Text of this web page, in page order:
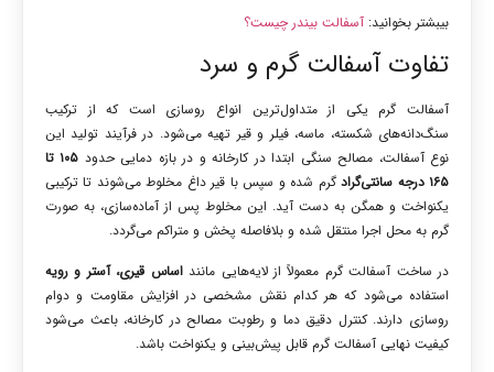
بیبشتر بخوانید: آسفالت بیندر چیست؟
تفاوت آسفالت گرم و سرد
آسفالت گرم یکی از متداول‌ترین انواع روسازی است که از ترکیب
سنگ‌دانه‌های شکسته، ماسه، فیلر و قیر تهیه می‌شود. در فرآیند تولید این
نوع آسفالت، مصالح سنگی ابتدا در کارخانه و در بازه دمایی حدود
۱۰۵ تا
۱۶۵ درجه سانتی‌گراد
گرم شده و سپس با قیر داغ مخلوط می‌شوند تا ترکیبی
یکنواخت و همگن به دست آید. این مخلوط پس از آماده‌سازی، به صورت
گرم به محل اجرا منتقل شده و بلافاصله پخش و متراکم می‌گردد.
در ساخت آسفالت گرم معمولاً از لایه‌هایی ماننداساس قیری، آستر و رویه
استفاده می‌شود که هر کدام نقش مشخصی در افزایش مقاومت و دوام
روسازی دارند. کنترل دقیق دما و رطوبت مصالح در کارخانه، باعث می‌شود
کیفیت نهایی آسفالت گرم قابل پیش‌بینی و یکنواخت باشد.